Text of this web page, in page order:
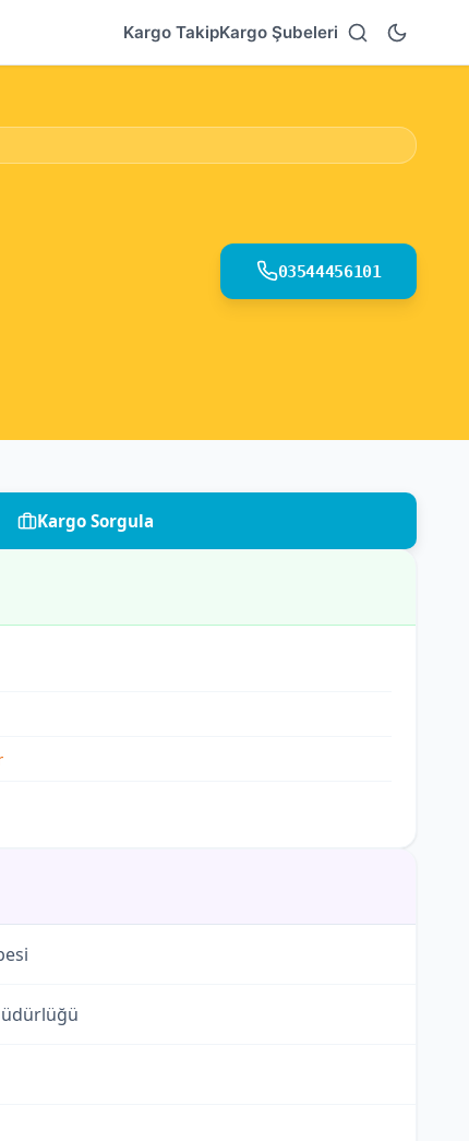
Kargo TakipKargo Şubeleri
03544456101
Kargo Sorgula